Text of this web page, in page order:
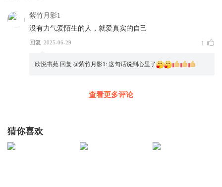
紫竹月影1
没有力气爱陌生的人，就爱真实的自己
回复 2025-06-29 1
欣悦书苑 回复 @紫竹月影1 : 这句话说到心里了
查看更多评论
猜你喜欢